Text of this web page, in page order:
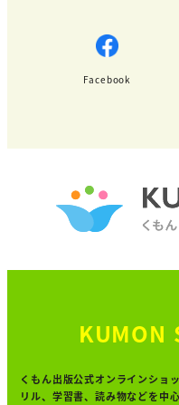
Facebook
KUMON
くもん出版公式オンラインショ
リル、学習書、読み物などを中心